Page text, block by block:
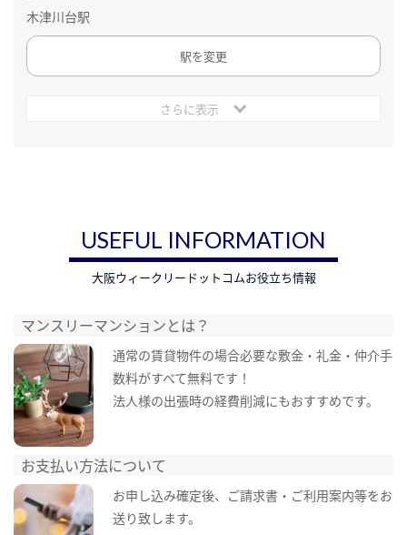
木津川台駅
駅を変更
さらに表示
USEFUL INFORMATION
大阪ウィークリードットコムお役立ち情報
マンスリーマンションとは？
通常の賃貸物件の場合必要な敷金・礼金・仲介手
数料がすべて無料です！
法人様の出張時の経費削減にもおすすめです。
お支払い方法について
お申し込み確定後、ご請求書・ご利用案内等をお
送り致します。